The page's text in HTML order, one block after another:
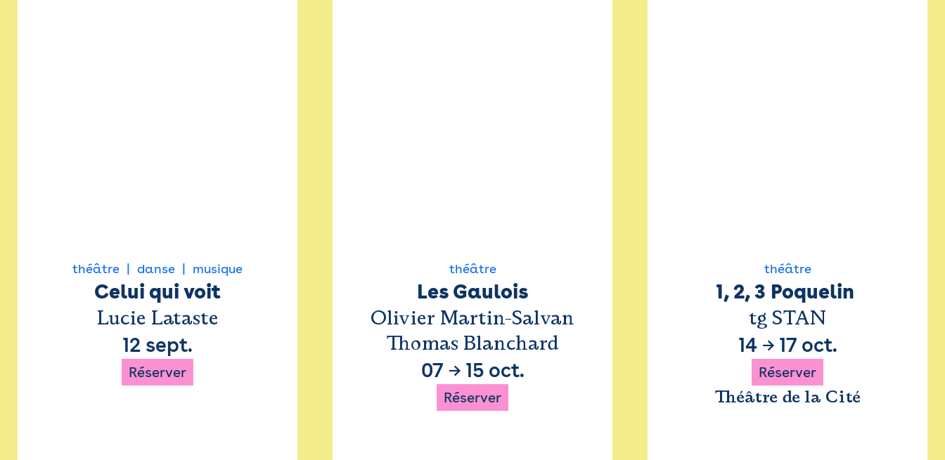
théâtre danse musique
Celui qui voit
Lucie Lataste
12 sept.
Réserver
théâtre
Les Gaulois
Olivier Martin-Salvan
Thomas Blanchard
07 → 15 oct.
Réserver
théâtre
1, 2, 3 Poquelin
tg STAN
14→ 17 oct.
Réserver
Théâtre de la Cité